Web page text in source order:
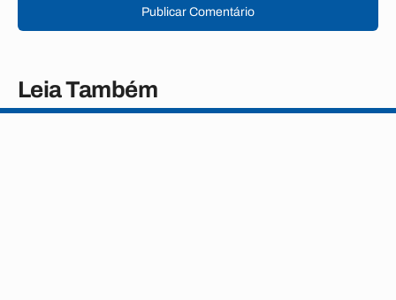
Publicar Comentário
Leia Também